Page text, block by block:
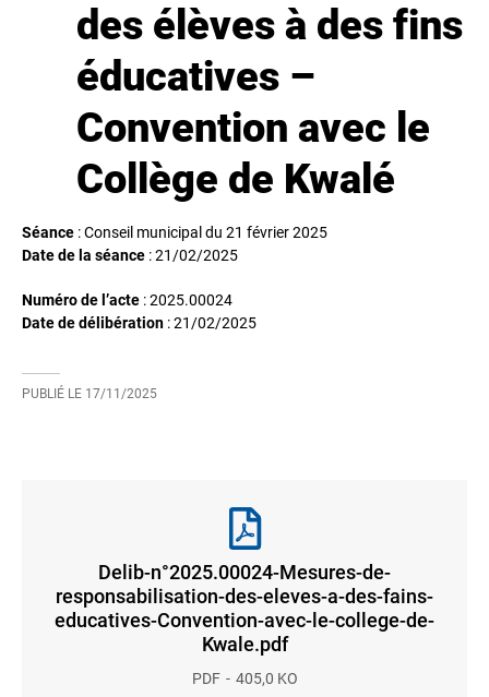
des élèves à des fins
éducatives –
Convention avec le
Collège de Kwalé
Séance : Conseil municipal du 21 février 2025
Date de la séance :21/02/2025
Numéro de l’acte : 2025.00024
Date de délibération :21/02/2025
PUBLIÉ LE 17/11/2025
Delib-n°2025.00024-Mesures-de-
responsabilisation-des-eleves-a-des-fains-
educatives-Convention-avec-le-college-de-
Kwale.pdf
PDF 405,0 KO